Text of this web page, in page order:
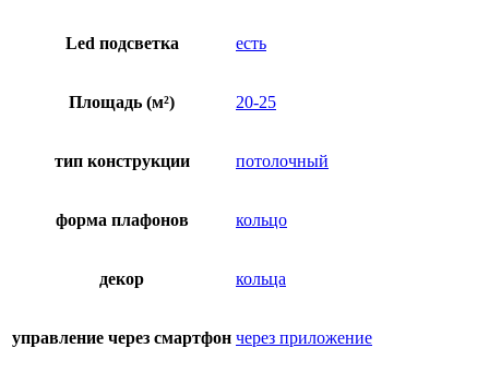
Led подсветка есть
Площадь (м²) 20-25
тип конструкции потолочный
форма плафонов кольцо
декор кольца
управление через смартфон через приложение